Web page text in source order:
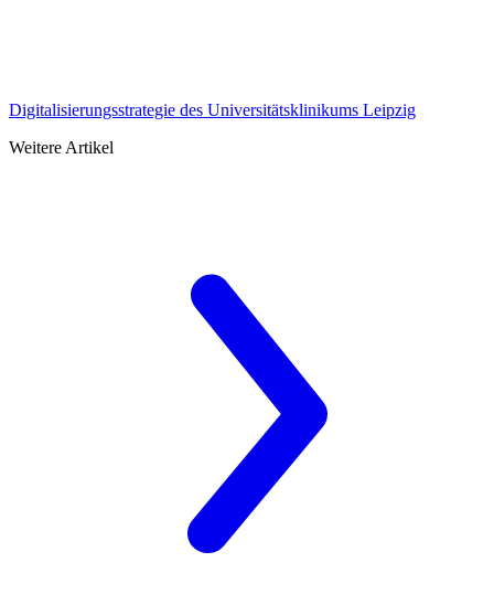
Digitalisierungsstrategie des Universitätsklinikums Leipzig
Weitere Artikel